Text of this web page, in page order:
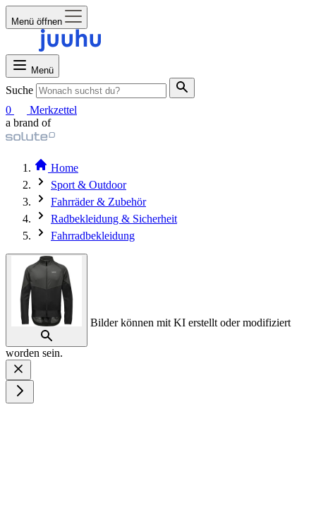
Menü öffnen
Menü
Suche
0
Merkzettel
a brand of
Home
Sport & Outdoor
Fahrräder & Zubehör
Radbekleidung & Sicherheit
Fahrradbekleidung
Bilder können mit KI erstellt oder modifiziert
worden sein.